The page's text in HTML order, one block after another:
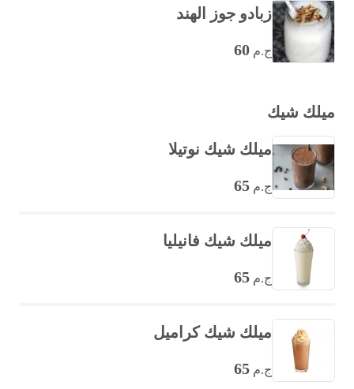
زبادو جوز الهند
ج.م 60
ميلك شيك
ميلك شيك نوتيلا
ج.م 65
ميلك شيك فانيليا
ج.م 65
ميلك شيك كراميل
ج.م 65